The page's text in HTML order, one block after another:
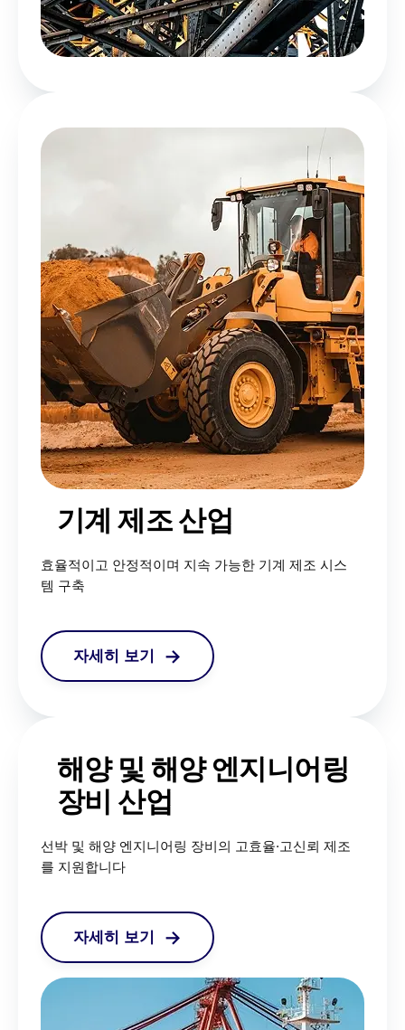
기계 제조 산업
효율적이고 안정적이며 지속 가능한 기계 제조 시스
템 구축
자세히 보기
해양 및 해양 엔지니어링
장비 산업
선박 및 해양 엔지니어링 장비의 고효율·고신뢰 제조
를 지원합니다
자세히 보기